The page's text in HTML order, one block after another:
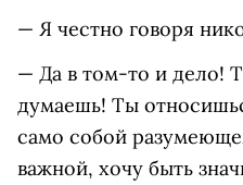
— Я честно говоря
— Да в том-то и дело!
думаешь! Ты
само собой
важной, хочу быть